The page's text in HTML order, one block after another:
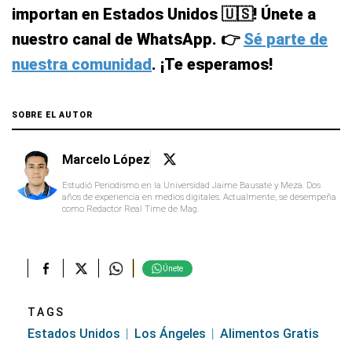
importan en Estados Unidos 🇺🇸! Únete a
nuestro canal de WhatsApp. 👉 Sé parte de
nuestra comunidad. ¡Te esperamos!
SOBRE EL AUTOR
Marcelo López
Estudió Periodismo en la Universidad Jaime Bausate y Meza. Dos
años de experiencia en medios digitales. Actualmente, se desempeña
como Redactor Real Time de Mag.
Únete
TAGS
Estados Unidos Los Ángeles Alimentos Gratis